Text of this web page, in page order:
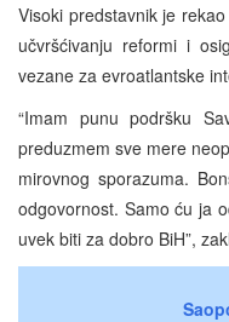
Visoki predstavnik je
učvršćivanju reformi i
vezane za evroatlantske
“Imam punu podršku
preduzmem sve mere
mirovnog sporazuma.
odgovornost. Samo ću ja
uvek biti za dobro BiH”,